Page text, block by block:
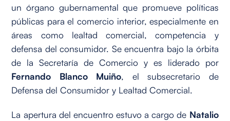
un órgano gubernamental que promueve políticas
públicas para el comercio interior, especialmente en
áreas como lealtad comercial, competencia y
defensa del consumidor. Se encuentra bajo la órbita
de la Secretaría de Comercio y es liderado por
Fernando Blanco Muiño, el subsecretario de
Defensa del Consumidor y Lealtad Comercial.
La apertura del encuentro estuvo a cargo de Natalio